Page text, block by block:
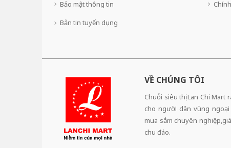
Bảo mật thông tin
Bản tin tuyển dụng
VỀ CHÚNG TÔI
Chuỗi siêu thị Lan Chi Mart
cho người dân vùng ngoại
mua sắm chuyên
chu đáo.